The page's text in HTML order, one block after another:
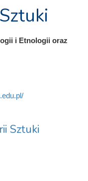
i Etnologii oraz
Sztuki